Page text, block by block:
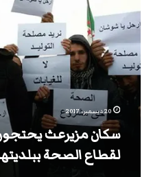
يحتجون
على
الظروف
المزرية
لقطاع
الصحة
ببلديتهم
20 ديسمبر، 2017
سكان مزيرعث
لقطاع الصحة